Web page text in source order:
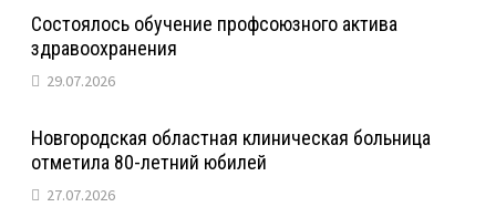
Состоялось обучение профсоюзного актива
здравоохранения
29.07.2026
Новгородская областная клиническая больница
отметила 80-летний юбилей
27.07.2026